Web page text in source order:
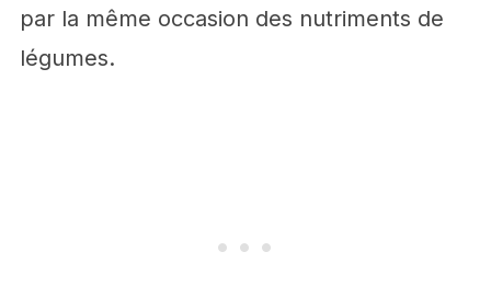
par la même occasion des nutriments de
légumes.